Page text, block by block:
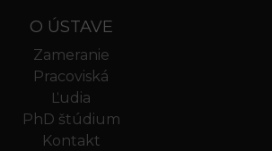
O ÚSTAVE
Zameranie
Pracoviská
Ľudia
PhD štúdium
Kontakt